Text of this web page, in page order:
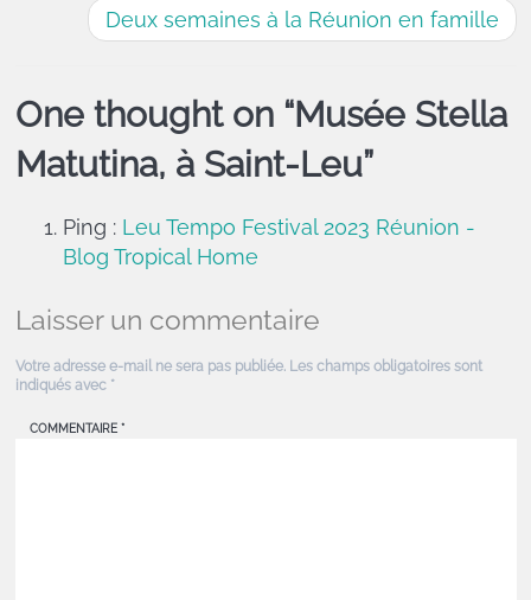
Deux semaines à la Réunion en famille
One thought on “Musée Stella
Matutina, à Saint-Leu”
Ping : Leu Tempo Festival 2023 Réunion -
Blog Tropical Home
Laisser un commentaire
Votre adresse e-mail ne sera pas publiée. Les champs obligatoires sont
indiqués avec *
COMMENTAIRE *